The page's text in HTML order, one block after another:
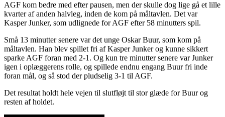
AGF kom bedre med efter pausen, men der skulle dog lige gå et lille
kvarter af anden halvleg, inden de kom på måltavlen. Det var
Kasper Junker, som udlignede for AGF efter 58 minutters spil.
Små 13 minutter senere var det unge Oskar Buur, som kom på
måltavlen. Han blev spillet fri af Kasper Junker og kunne sikkert
sparke AGF foran med 2-1. Og kun tre minutter senere var Junker
igen i oplæggerens rolle, og spillede endnu engang Buur fri inde
foran mål, og så stod der pludselig 3-1 til AGF.
Det resultat holdt hele vejen til slutfløjt til stor glæde for Buur og
resten af holdet.